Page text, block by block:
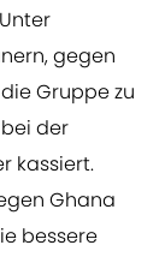
gegen
Gruppe zu
der
kassiert.
Ghana
bessere